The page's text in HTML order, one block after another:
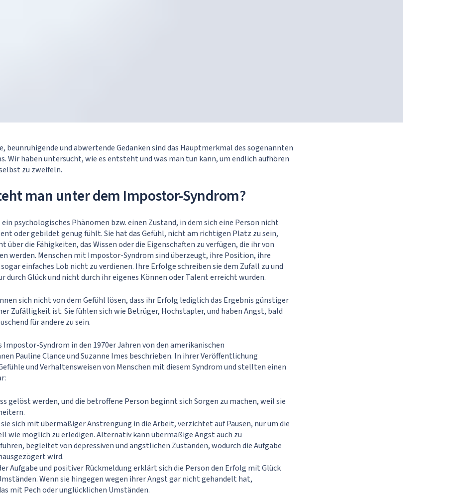
beunruhigende und abwertende Gedanken sind das Hauptmerkmal des sogenannten
Wir haben untersucht, wie es entsteht und was man tun kann, um endlich aufhören
zu zweifeln.
man unter dem Impostor-Syndrom?
psychologisches Phänomen bzw. einen Zustand, in dem sich eine Person nicht
oder gebildet genug fühlt. Sie hat das Gefühl, nicht am richtigen Platz zu sein,
über die Fähigkeiten, das Wissen oder die Eigenschaften zu verfügen, die ihr von
werden. Menschen mit Impostor-Syndrom sind überzeugt, ihre Position, ihre
einfaches Lob nicht zu verdienen. Ihre Erfolge schreiben sie dem Zufall zu und
durch Glück und nicht durch ihr eigenes Können oder Talent erreicht wurden.
sich nicht von dem Gefühl lösen, dass ihr Erfolg lediglich das Ergebnis günstiger
Zufälligkeit ist. Sie fühlen sich wie Betrüger, Hochstapler, und haben Angst, bald
für andere zu sein.
Impostor-Syndrom in den 1970er Jahren von den amerikanischen
Pauline Clance und Suzanne Imes beschrieben. In ihrer Veröffentlichung
und Verhaltensweisen von Menschen mit diesem Syndrom und stellten einen
gelöst werden, und die betroffene Person beginnt sich Sorgen zu machen, weil sie
sich mit übermäßiger Anstrengung in die Arbeit, verzichtet auf Pausen, nur um die
wie möglich zu erledigen. Alternativ kann übermäßige Angst auch zu
begleitet von depressiven und ängstlichen Zuständen, wodurch die Aufgabe
wird.
Aufgabe und positiver Rückmeldung erklärt sich die Person den Erfolg mit Glück
Wenn sie hingegen wegen ihrer Angst gar nicht gehandelt hat,
mit Pech oder unglücklichen Umständen.